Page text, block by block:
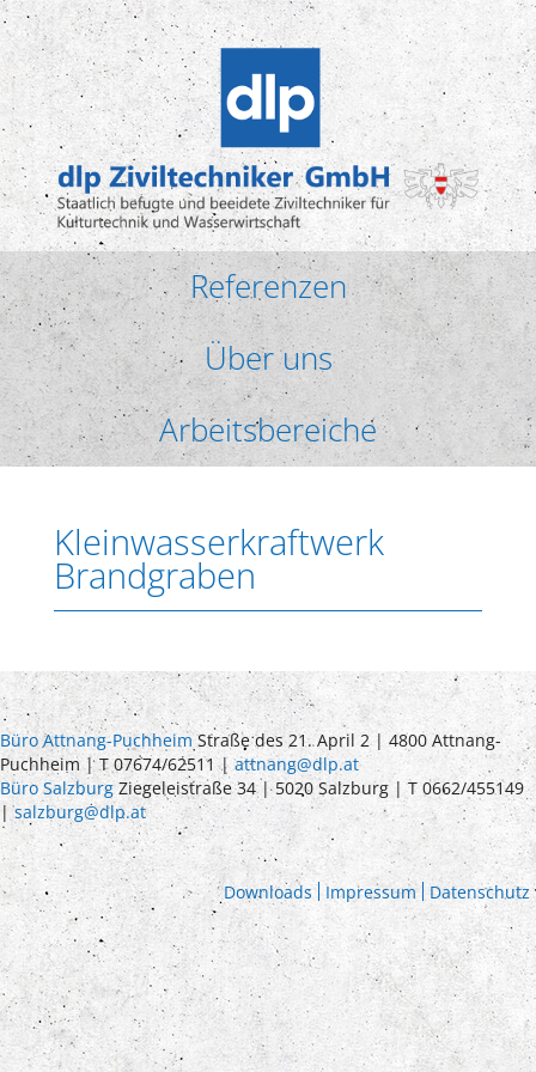
Referenzen
Über uns
Arbeitsbereiche
Kleinwasserkraftwerk
Brandgraben
Büro Attnang-Puchheim Straße des 21. April 2 | 4800 Attnang-
Puchheim | T 07674/62511 |attnang@dlp.at
Büro Salzburg Ziegeleistraße 34 | 5020 Salzburg | T 0662/455149
|salzburg@dlp.at
Downloads Impressum Datenschutz